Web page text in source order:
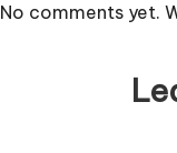
No comments yet.